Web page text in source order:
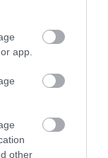
app.
other